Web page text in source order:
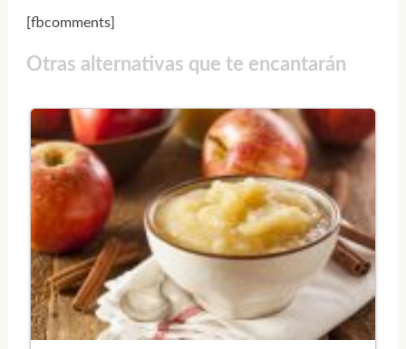
[fbcomments]
Otras alternativas que te encantarán